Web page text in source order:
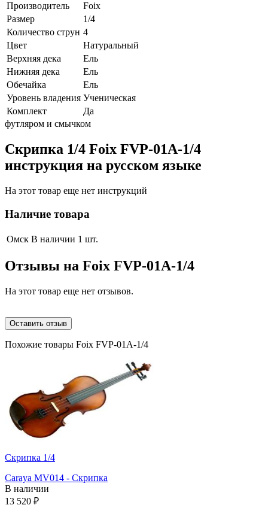
Производитель
Foix
Размер
1/4
Количество струн 4
Цвет
Натуральный
Верхняя дека
Ель
Нижняя дека
Ель
Обечайка
Ель
Уровень владения Ученическая
Комплект
Да
футляром и смычком
Скрипка 1/4 Foix FVP-01A-1/4
инструкция на русском языке
На этот товар еще нет инструкций
Наличие товара
Омск В наличии 1 шт.
Отзывы на Foix FVP-01A-1/4
На этот товар еще нет отзывов.
Оставить отзыв
Похожие товары Foix FVP-01A-1/4
Скрипка 1/4
Caraya MV014 - Скрипка
В наличии
13 520 ₽